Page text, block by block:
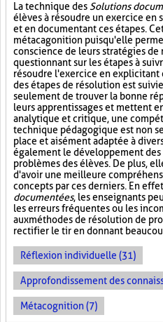
La technique des Solutions
élèves à résoudre un exercice en
et en documentant ces étapes.
métacagonition puisqu'elle
conscience de leurs stratégies
questionnant sur les étapes à
résoudre l'exercice en
des étapes de résolution est
seulement de trouver la bonne
leurs apprentissages et mettent
analytique et critique, une
technique pédagogique est non
place et aisément adaptée à
également le développement
problèmes des élèves. De plus,
d'avoir une meilleure
concepts par ces derniers. En
documentées, les enseignants
les erreurs fréquentes ou les
aux méthodes de résolution de
rectifier le tir en donnant
Réflexion individuelle (31)
Approfondissement des
Métacognition (7)